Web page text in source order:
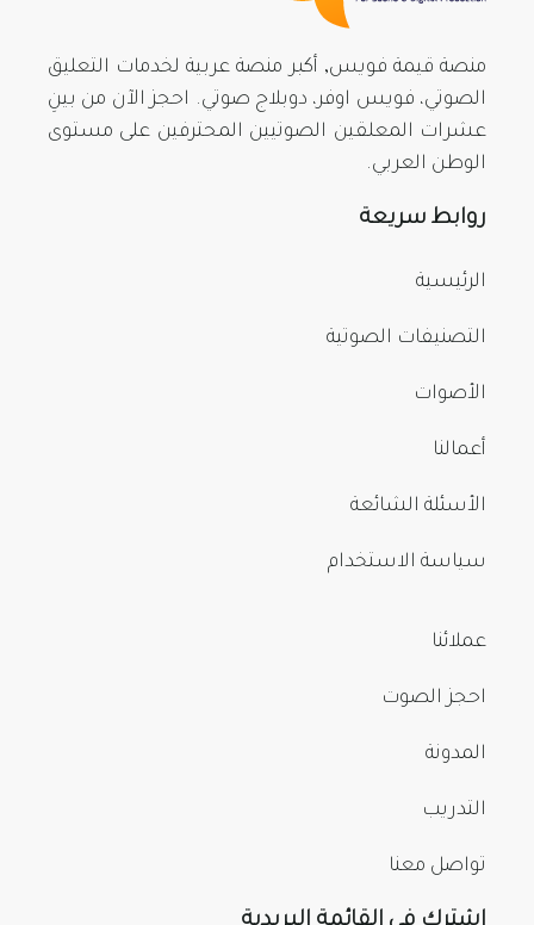
منصة قيمة فويس, أكبر منصة عربية لخدمات التعليق
الصوتي، فويس اوفر، دوبلاج صوتي. احجز الآن من بينِ
عشرات المعلقين الصوتيين المحترفين على مستوى
الوطن العربي.
روابط سريعة
الرئيسية
التصنيفات الصوتية
الأصوات
أعمالنا
الأسئلة الشائعة
سياسة الاستخدام
عملائنا
احجز الصوت
المدونة
التدريب
تواصل معنا